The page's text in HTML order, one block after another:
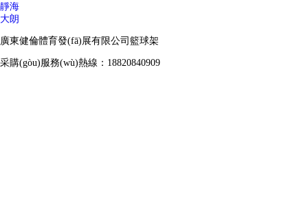
靜海
大朗
廣東健倫體育發(fā)展有限公司籃球架
采購(gòu)服務(wù)熱線：18820840909